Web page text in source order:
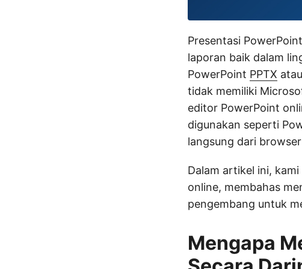
Presentasi
laporan baik dalam
PowerPoint PPTX atau
tidak memiliki
editor PowerPoint
digunakan seperti
langsung dari
Dalam artikel ini,
online, membahas
pengembang untuk
Mengapa